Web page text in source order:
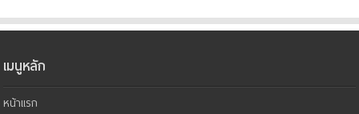
เมนูหลัก
หน้าแรก